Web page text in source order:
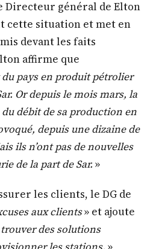
Directeur général de Elton
cette situation et met en
devant les faits
affirme que
pays en produit pétrolier
Or depuis le mois mars, la
débit de sa production en
depuis une dizaine de
ils n’ont pas de nouvelles
de la part de Sar. »
les clients, le DG de
aux clients» et ajoute
des solutions